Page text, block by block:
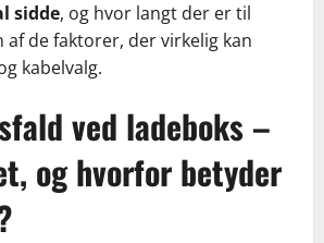
sidde, og hvor langt der er til
af de faktorer, der virkelig kan
kabelvalg.
ved ladeboks –
og hvorfor betyder